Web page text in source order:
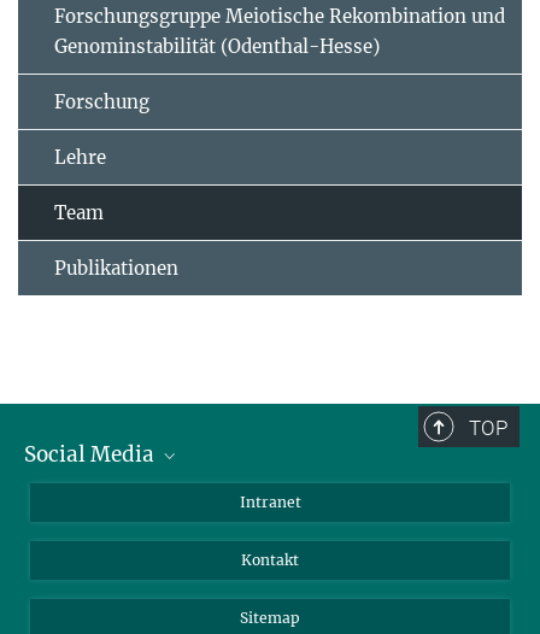
Forschungsgruppe Meiotische Rekombination und
Genominstabilität (Odenthal-Hesse)
Forschung
Lehre
Team
Publikationen
TOP
Social Media
Intranet
Kontakt
Sitemap